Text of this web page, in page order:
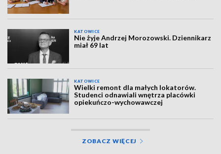
KATOWICE
Nie żyje Andrzej Morozowski. Dziennikarz
miał 69 lat
KATOWICE
Wielki remont dla małych lokatorów.
Studenci odnawiali wnętrza placówki
opiekuńczo-wychowawczej
ZOBACZ WIĘCEJ